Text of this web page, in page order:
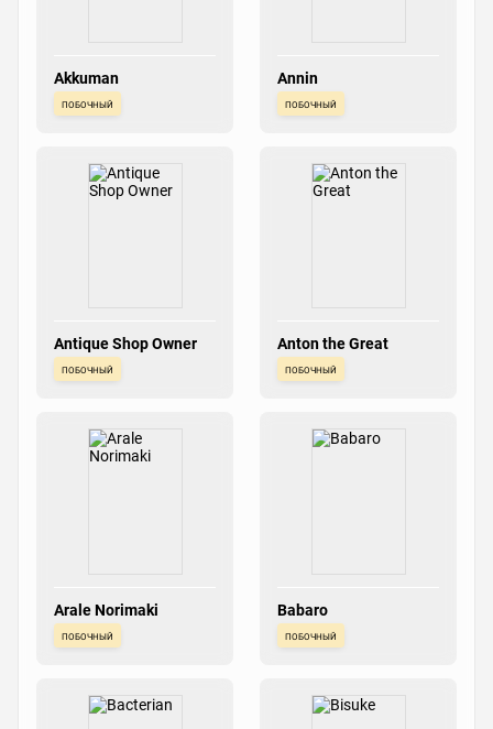
Akkuman
побочный
Annin
побочный
Antique Shop Owner
побочный
Anton the Great
побочный
Arale Norimaki
побочный
Babaro
побочный